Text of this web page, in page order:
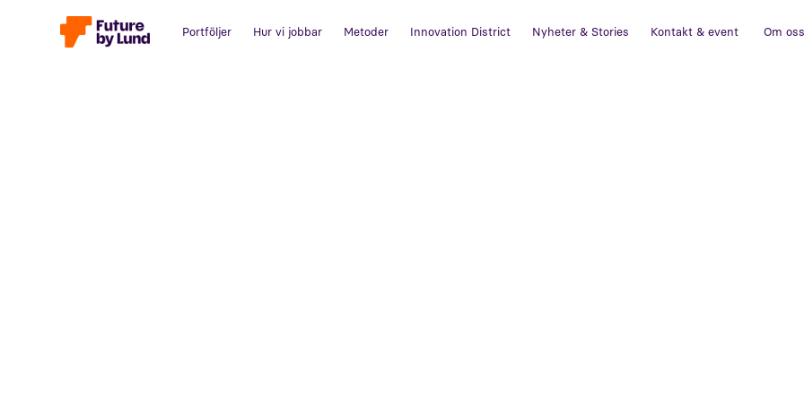
Portföljer Hur vi jobbar Metoder Innovation District Nyheter & Stories Kontakt & event Om